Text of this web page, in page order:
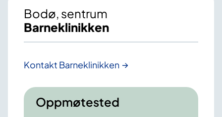
Bodø, sentrum
Barneklinikken
Kontakt Barneklinikken
Oppmøtested